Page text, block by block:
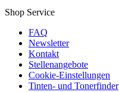
Shop Service
FAQ
Newsletter
Kontakt
Stellenangebote
Cookie-Einstellungen
Tinten- und Tonerfinder